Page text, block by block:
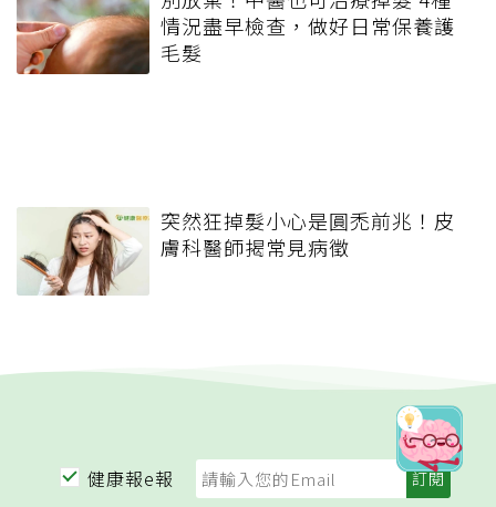
情況盡早檢查，做好日常保養護
毛髮
突然狂掉髮小心是圓禿前兆！皮
膚科醫師揭常見病徵
健康報e報